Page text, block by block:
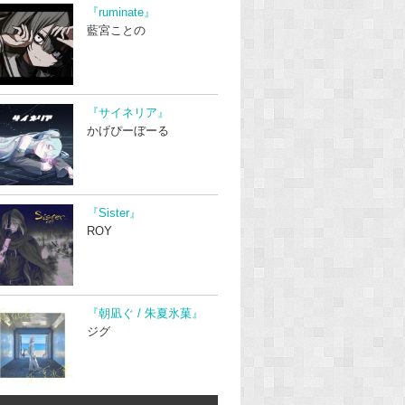
『ruminate』
藍宮ことの
『サイネリア』
かげぴーぼーる
『Sister』
ROY
『朝凪ぐ / 朱夏氷菓』
ジグ